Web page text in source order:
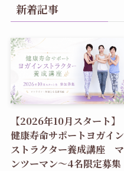
新着記事
【2026年10月スタート】
健康寿命サポートヨガイン
ストラクター養成講座 マ
ンツーマン〜4名限定募集